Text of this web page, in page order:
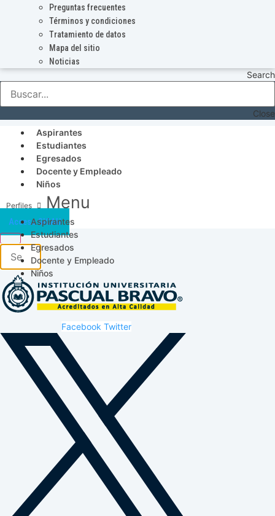
Preguntas frecuentes
Términos y condiciones
Tratamiento de datos
Mapa del sitio
Noticias
Search
Close
Aspirantes
Estudiantes
Egresados
Docente y Empleado
Niños
Menu
Aspirantes
Estudiantes
Egresados
Docente y Empleado
Niños
Acceso SICAU
Facebook Twitter